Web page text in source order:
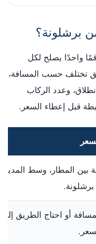
برشلونة؟
واحدًا يصلح لكل
تختلف حسب المسافة،
وعدد الركاب
قبل إعطاء السعر.
بين المطار، وسط
أو احتاج الطريق